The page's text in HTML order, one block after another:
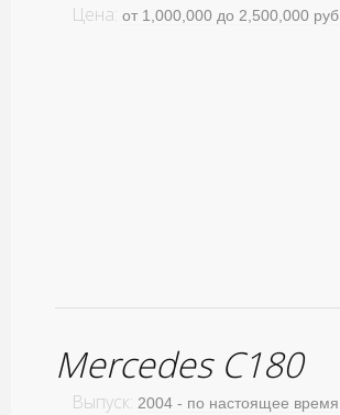
Цена: от 1,000,000 до 2,500,000 руб.
Mercedes C180
Выпуск: 2004 - по настоящее время